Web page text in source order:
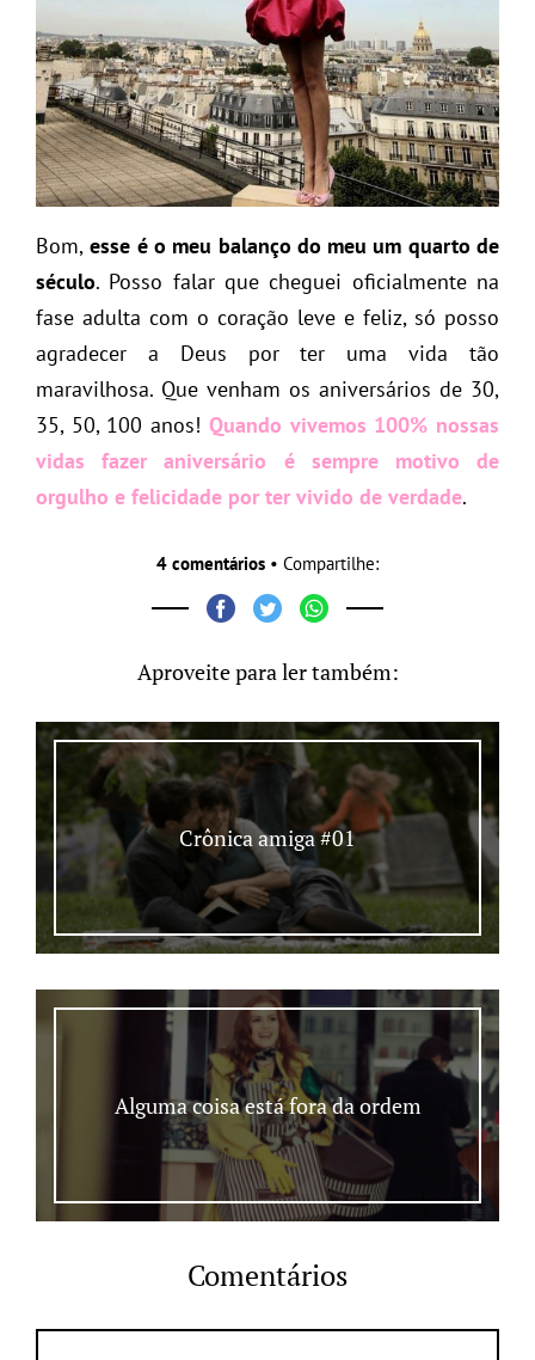
Bom, esse é o meu balanço do meu um quarto de
século. Posso falar que cheguei oficialmente na
fase adulta com o coração leve e feliz, só posso
agradecer a Deus por ter uma vida tão
maravilhosa. Que venham os aniversários de 30,
35, 50, 100 anos! Quando vivemos 100% nossas
vidas fazer aniversário é sempre motivo de
orgulho e felicidade por ter vivido de verdade.
4 comentários • Compartilhe:
Aproveite para ler também:
Crônica amiga #01
Alguma coisa está fora da ordem
Comentários